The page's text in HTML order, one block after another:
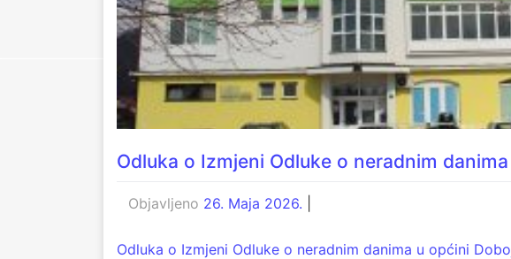
Odluka o Izmjeni Odluke o neradnim
Objavljeno 26. Maja 2026.
Odluka o Izmjeni Odluke o neradnim danima u općini